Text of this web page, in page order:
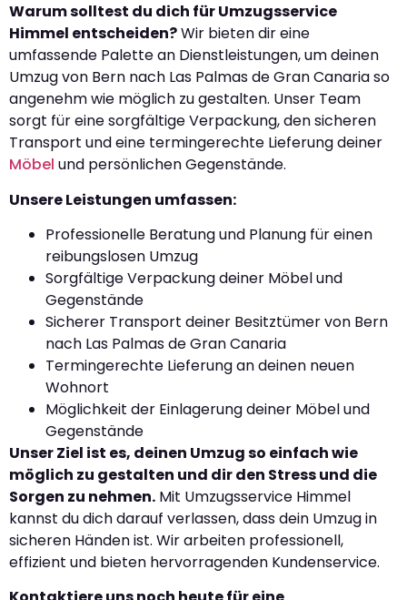
Warum solltest du dich für Umzugsservice
Himmel entscheiden?Wir bieten dir eine
umfassende Palette an Dienstleistungen, um deinen
Umzug von Bern nach Las Palmas de Gran Canaria so
angenehm wie möglich zu gestalten. Unser Team
sorgt für eine sorgfältige Verpackung, den sicheren
Transport und eine termingerechte Lieferung deiner
Möbel und persönlichen Gegenstände.
Unsere Leistungen umfassen:
Professionelle Beratung und Planung für einen
reibungslosen Umzug
Sorgfältige Verpackung deiner Möbel und
Gegenstände
Sicherer Transport deiner Besitztümer von Bern
nach Las Palmas de Gran Canaria
Termingerechte Lieferung an deinen neuen
Wohnort
Möglichkeit der Einlagerung deiner Möbel und
Gegenstände
Unser Ziel ist es, deinen Umzug so einfach wie
möglich zu gestalten und dir den Stress und die
Sorgen zu nehmen. Mit Umzugsservice Himmel
kannst du dich darauf verlassen, dass dein Umzug in
sicheren Händen ist. Wir arbeiten professionell,
effizient und bieten hervorragenden Kundenservice.